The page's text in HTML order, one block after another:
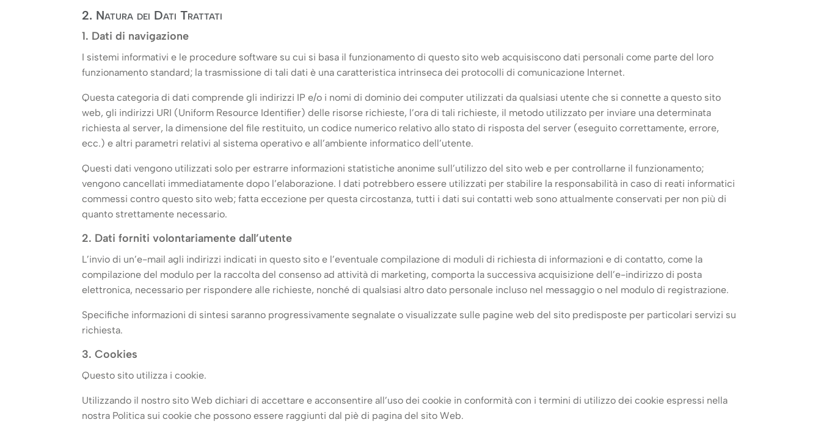
2. Natura dei Dati Trattati
1. Dati di navigazione
I sistemi informativi e le procedure software su cui si basa il funzionamento di questo sito web acquisiscono dati personali come parte del loro
funzionamento standard; la trasmissione di tali dati è una caratteristica intrinseca dei protocolli di comunicazione Internet.
Questa categoria di dati comprende gli indirizzi IP e/o i nomi di dominio dei computer utilizzati da qualsiasi utente che si connette a questo sito
web, gli indirizzi URI (Uniform Resource Identifier) delle risorse richieste, l’ora di tali richieste, il metodo utilizzato per inviare una determinata
richiesta al server, la dimensione del file restituito, un codice numerico relativo allo stato di risposta del server (eseguito correttamente, errore,
ecc.) e altri parametri relativi al sistema operativo e all’ambiente informatico dell’utente.
Questi dati vengono utilizzati solo per estrarre informazioni statistiche anonime sull’utilizzo del sito web e per controllarne il funzionamento;
vengono cancellati immediatamente dopo l’elaborazione. I dati potrebbero essere utilizzati per stabilire la responsabilità in caso di reati informatici
commessi contro questo sito web; fatta eccezione per questa circostanza, tutti i dati sui contatti web sono attualmente conservati per non più di
quanto strettamente necessario.
2. Dati forniti volontariamente dall’utente
L’invio di un’e-mail agli indirizzi indicati in questo sito e l’eventuale compilazione di moduli di richiesta di informazioni e di contatto, come la
compilazione del modulo per la raccolta del consenso ad attività di marketing, comporta la successiva acquisizione dell’e-indirizzo di posta
elettronica, necessario per rispondere alle richieste, nonché di qualsiasi altro dato personale incluso nel messaggio o nel modulo di registrazione.
Specifiche informazioni di sintesi saranno progressivamente segnalate o visualizzate sulle pagine web del sito predisposte per particolari servizi su
richiesta.
3. Cookies
Questo sito utilizza i cookie.
Utilizzando il nostro sito Web dichiari di accettare e acconsentire all’uso dei cookie in conformità con i termini di utilizzo dei cookie espressi nella
nostra Politica sui cookie che possono essere raggiunti dal piè di pagina del sito Web.